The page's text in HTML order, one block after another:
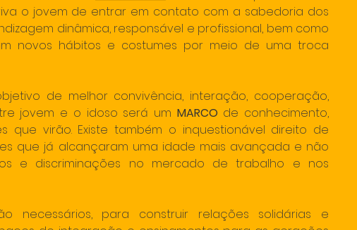
o jovem de entrar em contato com a sabedoria dos
dinâmica, responsável e profissional, bem como
novos hábitos e costumes por meio de uma troca
de melhor convivência, interação, cooperação,
jovem e o idoso será um MARCO de conhecimento,
que virão. Existe também o inquestionável direito de
que já alcançaram uma idade mais avançada e não
e discriminações no mercado de trabalho e nos
necessários, para construir relações solidárias e